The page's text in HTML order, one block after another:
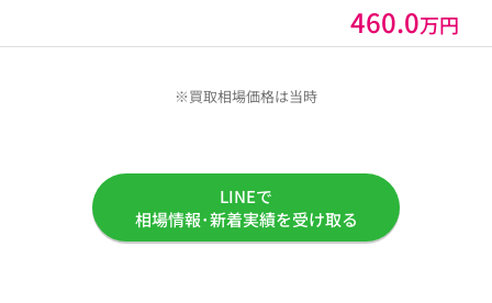
460.0万円
※買取相場価格は当時
LINEで
相場情報･新着実績を受け取る